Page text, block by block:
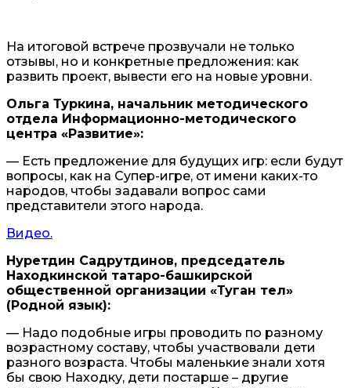
На итоговой встрече прозвучали не только
отзывы, но и конкретные предложения: как
развить проект, вывести его на новые уровни.
Ольга Туркина, начальник методического
отдела Информационно-методического
центра «Развитие»:
— Есть предложение для будущих игр: если будут
вопросы, как на Супер-игре, от имени каких-то
народов, чтобы задавали вопрос сами
представители этого народа.
Видео.
Нуретдин Садрутдинов, председатель
Находкинской татаро-башкирской
общественной организации «Туган тел»
(Родной язык):
— Надо подобные игры проводить по разному
возрастному составу, чтобы участвовали дети
разного возраста. Чтобы маленькие знали хотя
бы свою Находку, дети постарше – другие